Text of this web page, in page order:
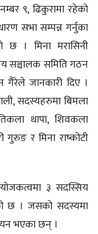
९, ढिकुरामा रहेको
सभा सम्पन्न गर्नुका
। मिना मरासिनी
सञ्चालक समिति गठन
गैरेले जानकारी दिए ।
सदस्यहरुमा बिमला
थापा, शिवकला
गुरुङ र मिना राष्कोटी
३ सदस्सिय
छ । जसको सदस्यमा
भएका छन् ।